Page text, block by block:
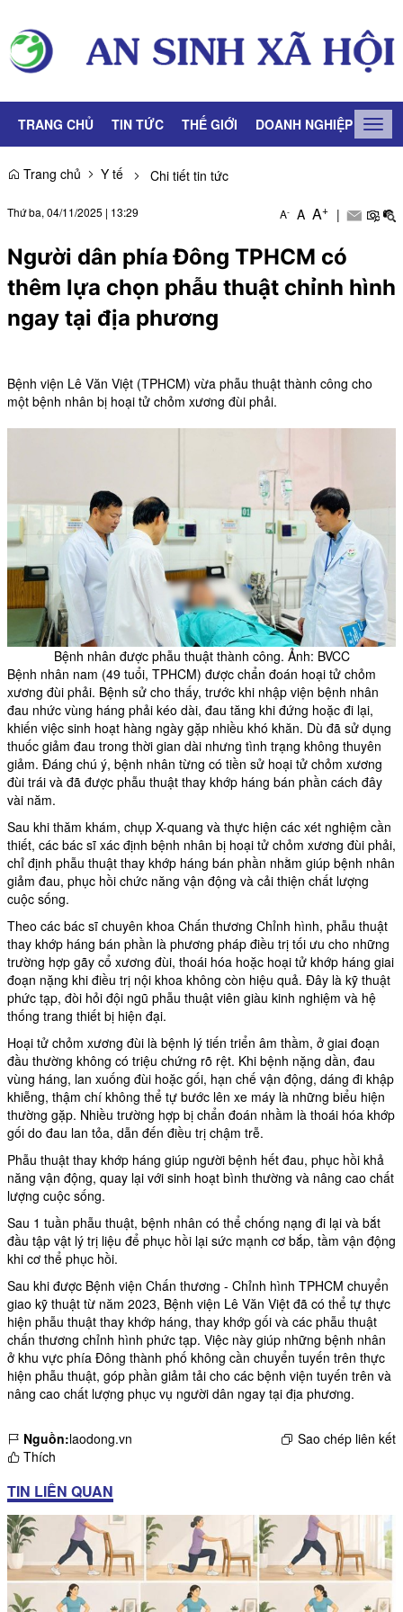
TRANG CHỦ TIN TỨC THẾ GIỚI DOANH NGHIỆP LAO
Trang chủ
Y tế Chi tiết tin tức
Thứ ba, 04/11/2025 | 13:29 A- A A+ |
Người dân phía Đông TPHCM có
thêm lựa chọn phẫu thuật chỉnh hình
ngay tại địa phương
Bệnh viện Lê Văn Việt (TPHCM) vừa phẫu thuật thành công cho
một bệnh nhân bị hoại tử chỏm xương đùi phải.
Bệnh nhân được phẫu thuật thành công. Ảnh: BVCC
Bệnh nhân nam (49 tuổi, TPHCM) được chẩn đoán hoại tử chỏm
xương đùi phải. Bệnh sử cho thấy, trước khi nhập viện bệnh nhân
đau nhức vùng háng phải kéo dài, đau tăng khi đứng hoặc đi lại,
khiến việc sinh hoạt hàng ngày gặp nhiều khó khăn. Dù đã sử dụng
thuốc giảm đau trong thời gian dài nhưng tình trạng không thuyên
giảm. Đáng chú ý, bệnh nhân từng có tiền sử hoại tử chỏm xương
đùi trái và đã được phẫu thuật thay khớp háng bán phần cách đây
vài năm.
Sau khi thăm khám, chụp X-quang và thực hiện các xét nghiệm cần
thiết, các bác sĩ xác định bệnh nhân bị hoại tử chỏm xương đùi phải,
chỉ định phẫu thuật thay khớp háng bán phần nhằm giúp bệnh nhân
giảm đau, phục hồi chức năng vận động và cải thiện chất lượng
cuộc sống.
Theo các bác sĩ chuyên khoa Chấn thương Chỉnh hình, phẫu thuật
thay khớp háng bán phần là phương pháp điều trị tối ưu cho những
trường hợp gãy cổ xương đùi, thoái hóa hoặc hoại tử khớp háng giai
đoạn nặng khi điều trị nội khoa không còn hiệu quả. Đây là kỹ thuật
phức tạp, đòi hỏi đội ngũ phẫu thuật viên giàu kinh nghiệm và hệ
thống trang thiết bị hiện đại.
Hoại tử chỏm xương đùi là bệnh lý tiến triển âm thầm, ở giai đoạn
đầu thường không có triệu chứng rõ rệt. Khi bệnh nặng dần, đau
vùng háng, lan xuống đùi hoặc gối, hạn chế vận động, dáng đi khập
khiễng, thậm chí không thể tự bước lên xe máy là những biểu hiện
thường gặp. Nhiều trường hợp bị chẩn đoán nhầm là thoái hóa khớp
gối do đau lan tỏa, dẫn đến điều trị chậm trễ.
Phẫu thuật thay khớp háng giúp người bệnh hết đau, phục hồi khả
năng vận động, quay lại với sinh hoạt bình thường và nâng cao chất
lượng cuộc sống.
Sau 1 tuần phẫu thuật, bệnh nhân có thể chống nạng đi lại và bắt
đầu tập vật lý trị liệu để phục hồi lại sức mạnh cơ bắp, tầm vận động
khi cơ thể phục hồi.
Sau khi được Bệnh viện Chấn thương - Chỉnh hình TPHCM chuyển
giao kỹ thuật từ năm 2023, Bệnh viện Lê Văn Việt đã có thể tự thực
hiện phẫu thuật thay khớp háng, thay khớp gối và các phẫu thuật
chấn thương chỉnh hình phức tạp. Việc này giúp những bệnh nhân
ở khu vực phía Đông thành phố không cần chuyển tuyến trên thực
hiện phẫu thuật, góp phần giảm tải cho các bệnh viện tuyến trên và
nâng cao chất lượng phục vụ người dân ngay tại địa phương.
Nguồn:laodong.vn
Sao chép liên kết
Thích
TIN LIÊN QUAN